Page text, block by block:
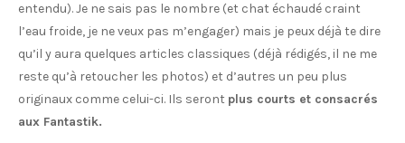
entendu). Je ne sais pas le nombre (et chat échaudé craint
l’eau froide, je ne veux pas m’engager) mais je peux déjà te dire
qu’il y aura quelques articles classiques (déjà rédigés, il ne me
reste qu’à retoucher les photos) et d’autres un peu plus
originaux comme celui-ci. Ils seront plus courts et consacrés
aux Fantastik.